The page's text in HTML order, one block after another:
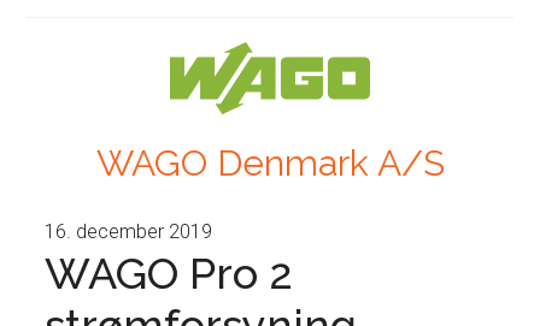
WAGO Denmark A/S
16. december 2019
WAGO Pro 2